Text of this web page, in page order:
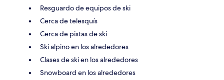
Resguardo de equipos de ski
Cerca de telesquís
Cerca de pistas de ski
Ski alpino en los alrededores
Clases de ski en los alrededores
Snowboard en los alrededores